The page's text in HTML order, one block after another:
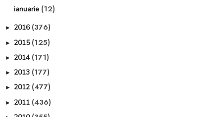
ianuarie (12)
► 2016 (376)
► 2015 (125)
► 2014 (171)
► 2013 (177)
► 2012 (477)
► 2011 (436)